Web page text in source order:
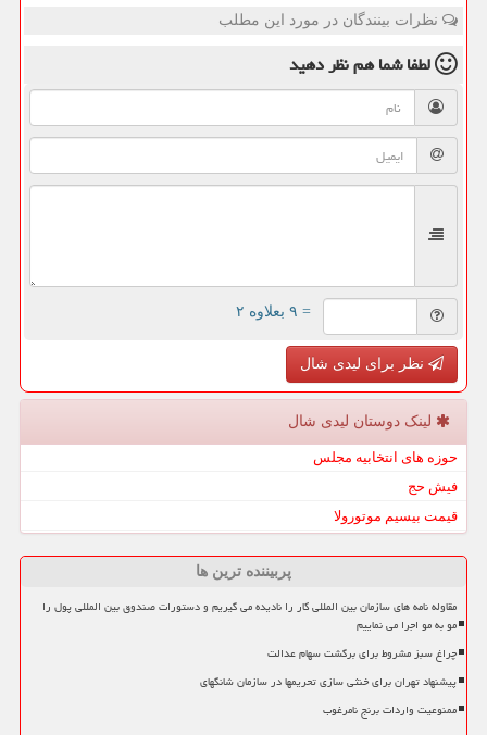
نظرات بینندگان در مورد این مطلب
لطفا شما همنظر دهید
= ۹ بعلاوه ۲
نظر برای لیدی شال
لینک دوستان لیدی شال
حوزه های انتخابیه مجلس
فیش حج
قیمت بیسیم موتورولا
پربیننده ترین ها
مقاوله نامه های سازمان بین المللی کار را نادیده می گیریم و دستورات صندوق بین المللی پول را
مو به مو اجرا می نماییم
چراغ سبز مشروط برای برگشت سهام عدالت
پیشنهاد تهران برای خنثی سازی تحریمها در سازمان شانگهای
ممنوعیت واردات برنج نامرغوب